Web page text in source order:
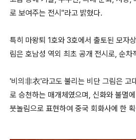
로 보여주는 전시"라고 밝혔다.
특히 마왕퇴 1호와 3호에서 출토된 모자
림은 호남성 역외 최초 공개 전시로, 순차
'비의非衣'라고도 불리는 비단 그림은 고
로 승천하는 매개체였으며, 신화와 불멸
붓놀림으로 표현하여 중국 회화사에 한